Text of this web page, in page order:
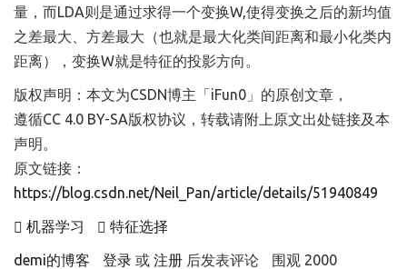
量，而LDA则是通过求得一个变换W,使得变换之后的新均值
之差最大、方差最大（也就是最大化类间距离和最小化类内
距离），变换W就是特征的投影方向。
版权声明：本文为CSDN博主「iFun0」的原创文章，
遵循CC 4.0 BY-SA版权协议，转载请附上原文出处链接及本
声明。
原文链接：
https://blog.csdn.net/Neil_Pan/article/details/51940849
机器学习 特征选择
demi的博客 登录 或 注册 后发表评论 围观 2000